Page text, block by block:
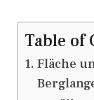
Table of
Fläche